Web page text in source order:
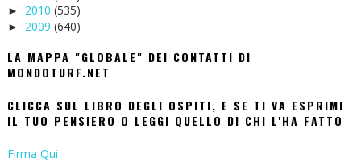
► 2010 (535)
► 2009 (640)
LA MAPPA "GLOBALE" DEI CONTATTI DI
MONDOTURF.NET
CLICCA SUL LIBRO DEGLI OSPITI, E SE TI VA ESPRIMI
IL TUO PENSIERO O LEGGI QUELLO DI CHI L'HA FATTO
Firma Qui